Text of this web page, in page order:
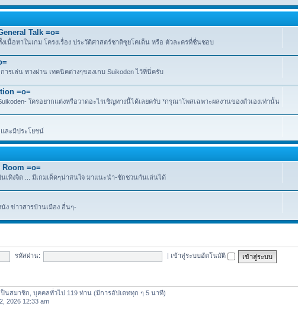
Talk =o=
งเนื้อหาในเกม โครงเรื่อง ประวัติศาสตร์ชาติซุยโคเด็น หรือ ตัวละครที่ชื่นชอบ
รเล่น ทางผ่าน เทคนิคต่างๆของเกม Suikoden ไว้ที่นี่ครับ
=o=
ใครอยากแต่งหรือวาดอะไรเชิญทางนี้ได้เลยครับ *กรุณาโพสเฉพาะผลงานของตัวเองเท่านั้น
และมีประโยชน์
=o=
เทิงจิต ... มีเกมเด็ดๆน่าสนใจ มาแนะนำ-ชักชวนกันเล่นได้
ง ข่าวสารบ้านเมือง อื่นๆ-
รหัสผ่าน: เข้าสู่ระบบอัตโนมัติ
ป็นสมาชิก, บุคคลทั่วไป 119 ท่าน (มีการอัปเดททุก ๆ 5 นาที)
2026 12:33 am